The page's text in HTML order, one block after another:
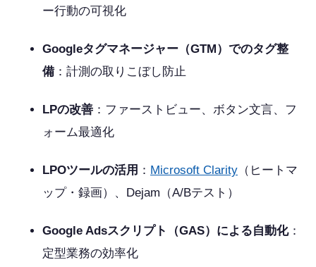
ー行動の可視化
Googleタグマネージャー（GTM）でのタグ整
備：計測の取りこぼし防止
LPの改善 ：ファーストビュー、ボタン文言、フ
ォーム最適化
LPOツールの活用 ： Microsoft Clarity （ヒートマ
ップ・録画）、Dejam（A/Bテスト）
Google Adsスクリプト（GAS）による自動化：
定型業務の効率化